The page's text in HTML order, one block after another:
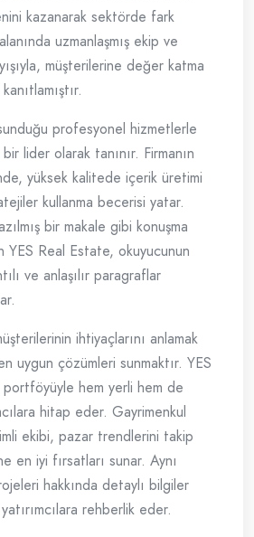
kazanarak sektörde fark
uzmanlaşmış ekip ve
müşterilerine değer katma
profesyonel hizmetlerle
lider olarak tanınır. Firmanın
yüksek kalitede içerik üretimi
kullanma becerisi yatar.
bir makale gibi konuşma
YES Real Estate, okuyucunun
ve anlaşılır paragraflar
ihtiyaçlarını anlamak
uygun çözümleri sunmaktır. YES
hem yerli hem de
hitap eder. Gayrimenkul
ekibi, pazar trendlerini takip
en iyi fırsatları sunar. Aynı
hakkında detaylı bilgiler
rehberlik eder.